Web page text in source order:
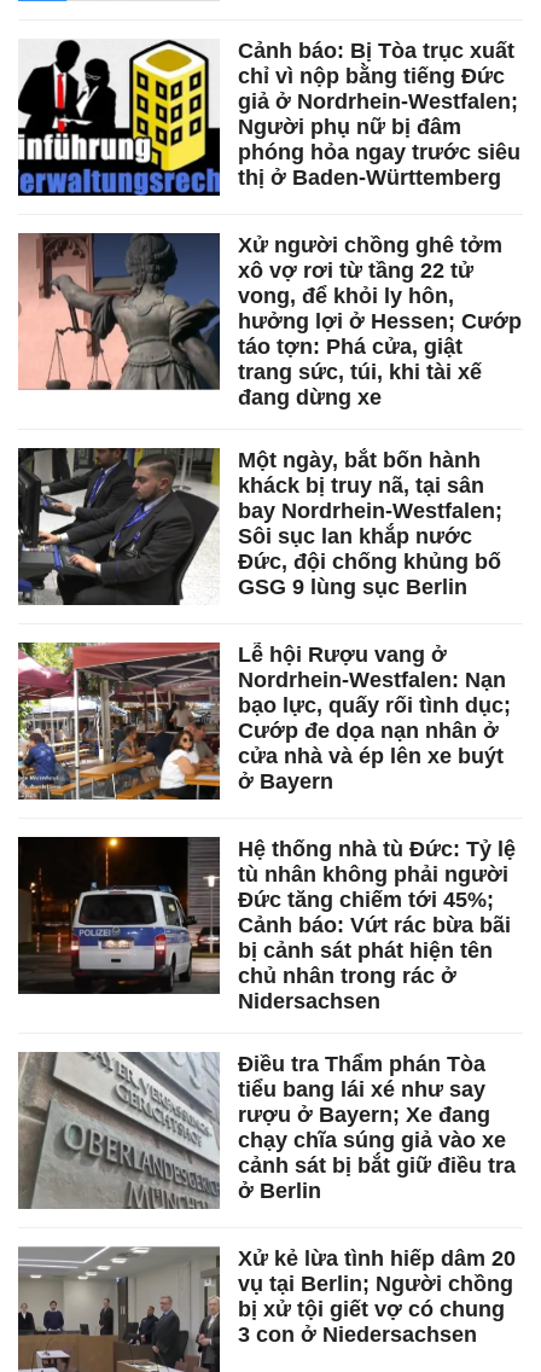
Cảnh báo: Bị Tòa trục xuất
chỉ vì nộp bằng tiếng Đức
giả ở Nordrhein-Westfalen;
Người phụ nữ bị đâm
phóng hỏa ngay trước siêu
thị ở Baden-Württemberg
Xử người chồng ghê tởm
xô vợ rơi từ tầng 22 tử
vong, để khỏi ly hôn,
hưởng lợi ở Hessen; Cướp
táo tợn: Phá cửa, giật
trang sức, túi, khi tài xế
đang dừng xe
Một ngày, bắt bốn hành
kháck bị truy nã, tại sân
bay Nordrhein-Westfalen;
Sôi sục lan khắp nước
Đức, đội chống khủng bố
GSG 9 lùng sục Berlin
Lễ hội Rượu vang ở
Nordrhein-Westfalen: Nạn
bạo lực, quấy rối tình dục;
Cướp đe dọa nạn nhân ở
cửa nhà và ép lên xe buýt
ở Bayern
Hệ thống nhà tù Đức: Tỷ lệ
tù nhân không phải người
Đức tăng chiếm tới 45%;
Cảnh báo: Vứt rác bừa bãi
bị cảnh sát phát hiện tên
chủ nhân trong rác ở
Nidersachsen
Điều tra Thẩm phán Tòa
tiểu bang lái xé như say
rượu ở Bayern; Xe đang
chạy chĩa súng giả vào xe
cảnh sát bị bắt giữ điều tra
ở Berlin
Xử kẻ lừa tình hiếp dâm 20
vụ tại Berlin; Người chồng
bị xử tội giết vợ có chung
3 con ở Niedersachsen